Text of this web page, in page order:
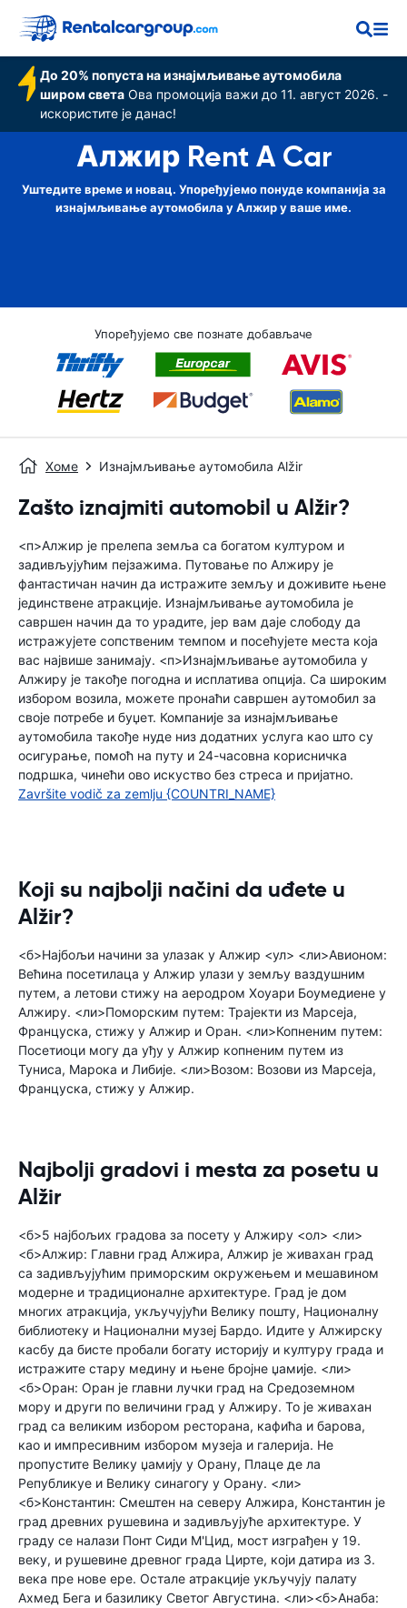
До 20% попуста на изнајмљивање аутомобила
широм света Ова промоција важи до 11. август 2026. -
искористите је данас!
Алжир Rent A Car
Уштедите време и новац. Упоређујемо понуде компанија за
изнајмљивање аутомобила у Алжир у ваше име.
Упоређујемо све познате добављаче
Хоме Изнајмљивање аутомобила Alžir
Zašto iznajmiti automobil u Alžir?
<п>Алжир је прелепа земља са богатом културом и
задивљујућим пејзажима. Путовање по Алжиру је
фантастичан начин да истражите земљу и доживите њене
јединствене атракције. Изнајмљивање аутомобила је
савршен начин да то урадите, јер вам даје слободу да
истражујете сопственим темпом и посећујете места која
вас највише занимају. <п>Изнајмљивање аутомобила у
Алжиру је такође погодна и исплатива опција. Са широким
избором возила, можете пронаћи савршен аутомобил за
своје потребе и буџет. Компаније за изнајмљивање
аутомобила такође нуде низ додатних услуга као што су
осигурање, помоћ на путу и ​​24-часовна корисничка
подршка, чинећи ово искуство без стреса и пријатно.
Završite vodič za zemlju {COUNTRI_NAME}
Koji su najbolji načini da uđete u
Alžir?
<б>Најбољи начини за улазак у Алжир <ул> <ли>Авионом:
Већина посетилаца у Алжир улази у земљу ваздушним
путем, а летови стижу на аеродром Хоуари Боумедиене у
Алжиру. <ли>Поморским путем: Трајекти из Марсеја,
Француска, стижу у Алжир и Оран. <ли>Копненим путем:
Посетиоци могу да уђу у Алжир копненим путем из
Туниса, Марока и Либије. <ли>Возом: Возови из Марсеја,
Француска, стижу у Алжир.
Najbolji gradovi i mesta za posetu u
Alžir
<б>5 најбољих градова за посету у Алжиру <ол> <ли>
<б>Алжир: Главни град Алжира, Алжир је живахан град
са задивљујућим приморским окружењем и мешавином
модерне и традиционалне архитектуре. Град је дом
многих атракција, укључујући Велику пошту, Националну
библиотеку и Национални музеј Бардо. Идите у Алжирску
касбу да бисте пробали богату историју и културу града и
истражите стару медину и њене бројне џамије. <ли>
<б>Оран: Оран је главни лучки град на Средоземном
мору и други по величини град у Алжиру. То је живахан
град са великим избором ресторана, кафића и барова,
као и импресивним избором музеја и галерија. Не
пропустите Велику џамију у Орану, Плаце де ла
Републикуе и Велику синагогу у Орану. <ли>
<б>Константин: Смештен на северу Алжира, Константин је
град древних рушевина и задивљујуће архитектуре. У
граду се налази Понт Сиди М'Цид, мост изграђен у 19.
веку, и рушевине древног града Цирте, који датира из 3.
века пре нове ере. Остале атракције укључују палату
Ахмед Бега и базилику Светог Августина. <ли><б>Анаба: